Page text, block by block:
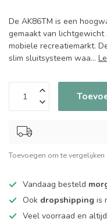
De AK86TM is een
gemaakt van lichtgewicht
mobiele recreatiemarkt.
slim sluitsysteem waa...
Toevoegen om te vergelijken
Vandaag besteld
Ook dropshipping is
Veel voorraad en